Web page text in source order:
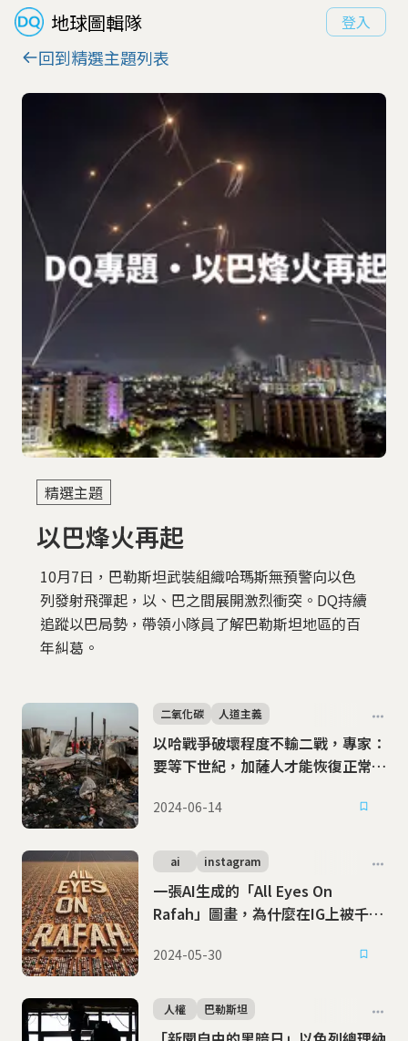
地球圖輯隊 登入
回到精選主題列表
以巴烽火再起
10月7日，巴勒斯坦武裝組織哈瑪斯無預警向以色
列發射飛彈起，以、巴之間展開激烈衝突。DQ持續
追蹤以巴局勢，帶領小隊員了解巴勒斯坦地區的百
年糾葛。
以哈戰爭破壞程度不輸二戰，專家：
要等下世紀，加薩人才能恢復正常生
二氧化碳 人道主義
2024-06-14
一張AI生成的「All Eyes On
Rafah」圖畫，為什麼在IG上被千萬
ai instagram
2024-05-30
人權 巴勒斯坦